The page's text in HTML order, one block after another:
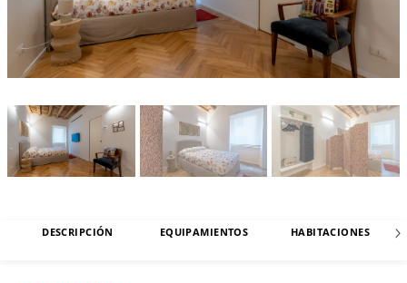
DESCRIPCIÓN EQUIPAMIENTOS HABITACIONES